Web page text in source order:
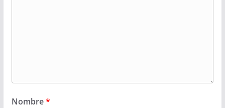
Nombre*